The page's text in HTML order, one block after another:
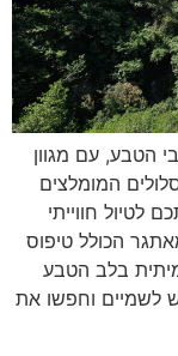
הטבע, עם מגוון
המומלצים
לטיול חווייתי
הכולל טיפוס
בלב הטבע
לשמיים וחפשו את